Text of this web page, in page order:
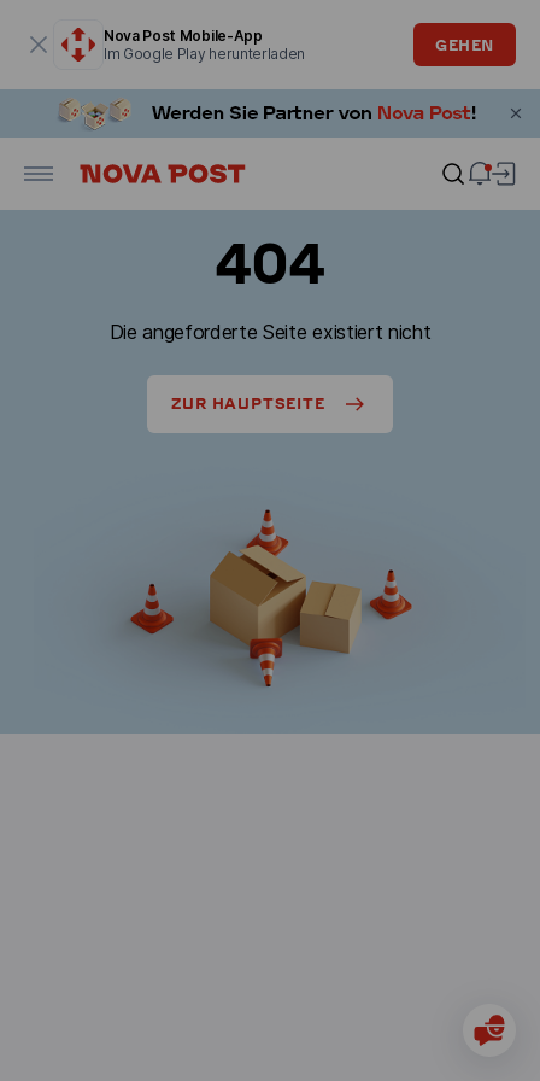
Nova Post Mobile-App
Im Google Play herunterladen
GEHEN
404
Die angeforderte Seite existiert nicht
ZUR HAUPTSEITE